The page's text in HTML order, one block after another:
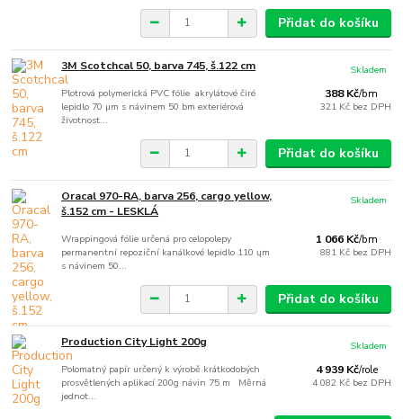
Přidat do košíku
3M Scotchcal 50, barva 745, š.122 cm
Plotrová polymerická PVC fólie akrylátové čiré
lepidlo 70 µm s návinem 50 bm exteriérová
životnost...
388 Kč/bm
321 Kč bez DPH
Skladem
Přidat do košíku
Oracal 970-RA, barva 256, cargo yellow,
š.152 cm - LESKLÁ
Wrappingová fólie určená pro celopolepy
permanentní repoziční kanálkové lepidlo 110 ųm
s návinem 50...
1 066 Kč/bm
881 Kč bez DPH
Skladem
Přidat do košíku
Production City Light 200g
Polomatný papír určený k výrobě krátkodobých
prosvětlených aplikací 200g návin 75 m Měrná
jednot...
4 939 Kč/role
4 082 Kč bez DPH
Skladem